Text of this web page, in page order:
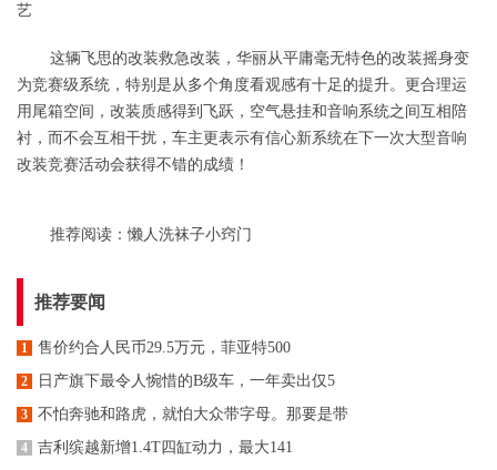
这辆飞思的改装救急改装，华丽从平庸毫无特色的改装摇身变
为竞赛级系统，特别是从多个角度看观感有十足的提升。更合理运
用尾箱空间，改装质感得到飞跃，空气悬挂和音响系统之间互相陪
衬，而不会互相干扰，车主更表示有信心新系统在下一次大型音响
改装竞赛活动会获得不错的成绩！
推荐阅读：懒人洗袜子小窍门
推荐要闻
1 售价约合人民币29.5万元，菲亚特500
2 日产旗下最令人惋惜的B级车，一年卖出仅5
3 不怕奔驰和路虎，就怕大众带字母。那要是带
4 吉利缤越新增1.4T四缸动力，最大141